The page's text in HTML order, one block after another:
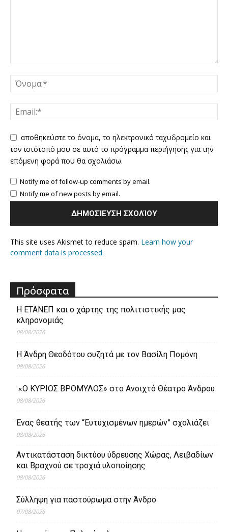
αποθηκεύστε το όνομα, το ηλεκτρονικό ταχυδρομείο και
τον ιστότοπό μου σε αυτό το πρόγραμμα περιήγησης για την
επόμενη φορά που θα σχολιάσω.
Notify me of follow-up comments by email.
Notify me of new posts by email.
This site uses Akismet to reduce spam. Learn how your
comment data is processed.
Πρόσφατα
Η ΕΤΑΝΕΠ και ο χάρτης της πολιτιστικής μας
κληρονομιάς
08/08/2026
Η Άνδρη Θεοδότου συζητά με τον Βασίλη Πομόνη
08/08/2026
«Ο ΚΥΡΙΟΣ ΒΡΟΜΥΛΟΣ» στο Ανοιχτό Θέατρο Άνδρου
08/08/2026
Ένας θεατής των “Ευτυχισμένων ημερών” σχολιάζει
08/08/2026
Aντικατάσταση δικτύου ύδρευσης Χώρας, Λειβαδίων
και Βραχνού σε τροχιά υλοποίησης
08/08/2026
Σύλληψη για παστούρωμα στην Άνδρο
07/08/2026